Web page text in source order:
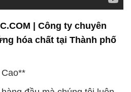
| Công ty chuyên
hóa chất tại Thành phố